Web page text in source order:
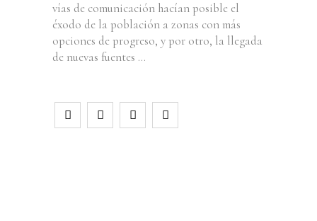
vías de comunicación hacían posible el
éxodo de la población a zonas con más
opciones de progreso, y por otro, la llegada
de nuevas fuentes